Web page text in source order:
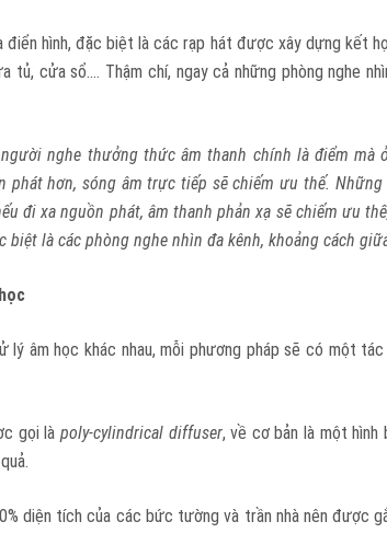
hình, đặc biệt là các rạp hát được xây dựng kết
tủ, cửa sổ…. Thậm chí, ngay cả những phòng nghe
nghe thưởng thức âm thanh chính là điểm
phát hơn, sóng âm trực tiếp sẽ chiếm ưu thế.
đi xa nguồn phát, âm thanh phản xạ sẽ chiếm ưu
biệt là các phòng nghe nhìn đa kênh, khoảng cách
lý âm học khác nhau, mỗi phương pháp sẽ có một
gọi là poly-cylindrical diffuser, về cơ bản là một
diện tích của các bức tường và trần nhà nên